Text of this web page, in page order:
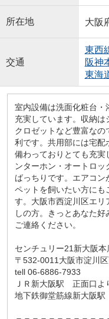
所在地 大阪
交通
東西
阪神
東海
室内設備は洗面化粧台・
充実しています。収納は
クロゼットなど豊富な
利です。共用部には宅
備わっておりとても充実
ンターホン・オートロ
ばっちりです。エアコン
ペットを飼いたい方にも
す。大阪市西淀川区エリ
しの方。きっとあなた
ご連絡ください。
センチュリー21新大阪本
〒532-0011大阪市淀川
tell 06-6886-7933
ＪＲ新大阪駅 正面口よ
地下鉄御堂筋線新大阪